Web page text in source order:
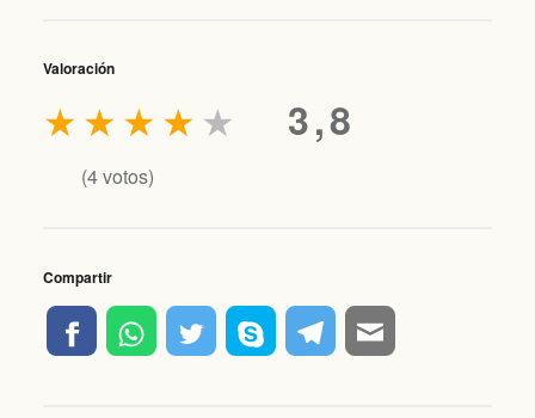
Valoración
3,8
★
★
★
★
★
(4votos)
Compartir